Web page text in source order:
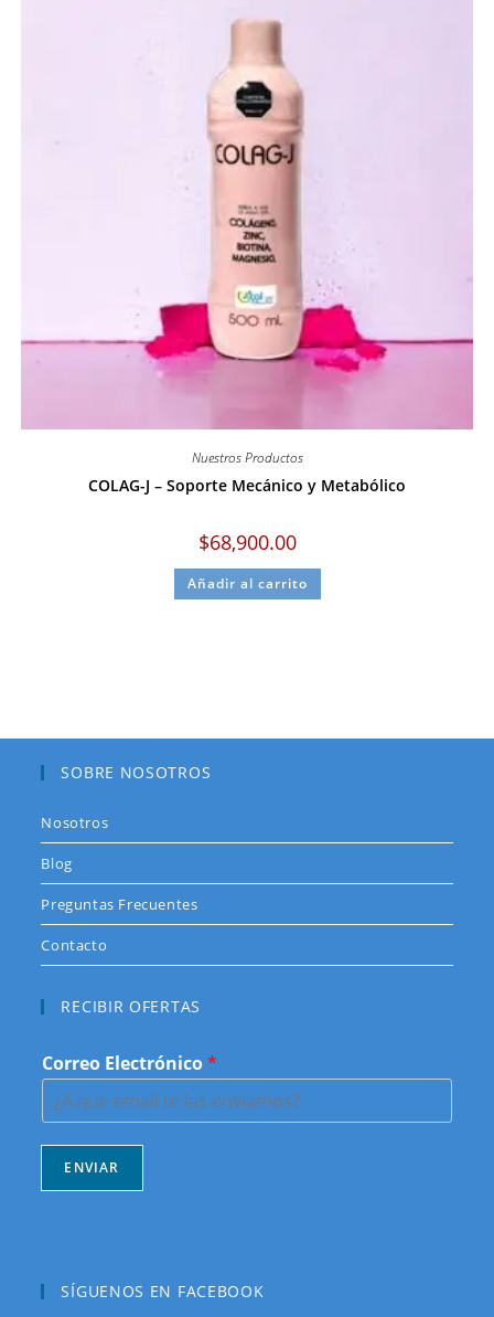
Nuestros Productos
COLAG-J – Soporte Mecánico y Metabólico
$68,900.00
Añadir al carrito
SOBRE NOSOTROS
Nosotros
Blog
Preguntas Frecuentes
Contacto
RECIBIR OFERTAS
Correo Electrónico*
ENVIAR
SÍGUENOS EN FACEBOOK